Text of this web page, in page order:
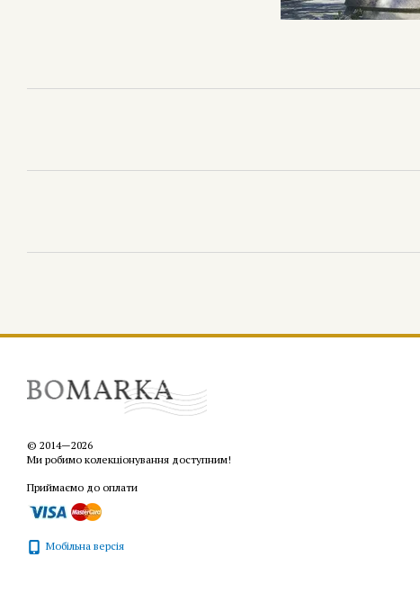
© 2014—2026
Ми робимо колекціонування доступним!
Приймаємо до оплати
Мобільна версія